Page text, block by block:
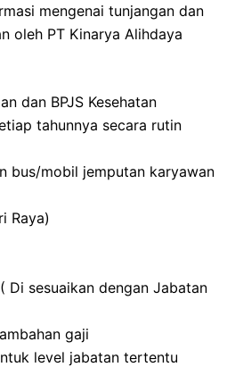
mengenai tunjangan dan
oleh PT Kinarya Alihdaya
dan BPJS Kesehatan
tahunnya secara rutin
bus/mobil jemputan karyawan
Raya)
Di sesuaikan dengan Jabatan
gaji
level jabatan tertentu